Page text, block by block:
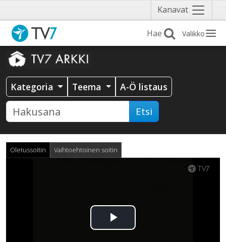
Kanavat Näytä
valikko
Valikko
Kategoria Teema A-Ö listaus
Etsi
Oletussoitin Vaihtoehtoinen soitin
Toista